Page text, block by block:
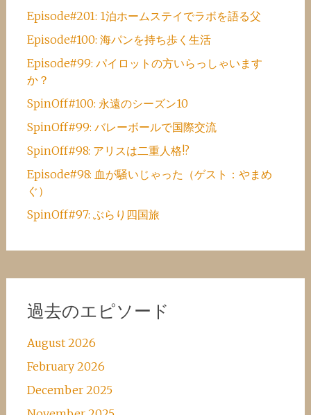
Episode#201: 1泊ホームステイでラボを語る父
Episode#100: 海パンを持ち歩く生活
Episode#99: パイロットの方いらっしゃいます
か？
SpinOff#100: 永遠のシーズン10
SpinOff#99: バレーボールで国際交流
SpinOff#98: アリスは二重人格!?
Episode#98: 血が騒いじゃった（ゲスト：やまめ
ぐ）
SpinOff#97: ぶらり四国旅
過去のエピソード
August 2026
February 2026
December 2025